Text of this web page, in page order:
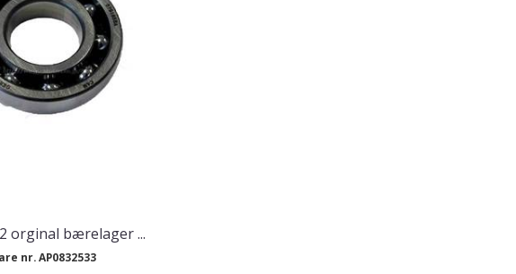
orginal bærelager ...
nr. AP0832533